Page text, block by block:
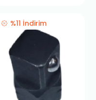
%11 İndirim